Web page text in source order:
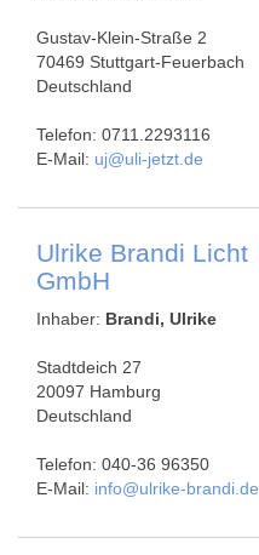
Gustav-Klein-Straße 2
70469 Stuttgart-Feuerbach
Deutschland
Telefon: 0711.2293116
E-Mail: uj@uli-jetzt.de
Ulrike Brandi Licht
GmbH
Inhaber: Brandi, Ulrike
Stadtdeich 27
20097 Hamburg
Deutschland
Telefon: 040-36 96350
E-Mail: info@ulrike-brandi.de